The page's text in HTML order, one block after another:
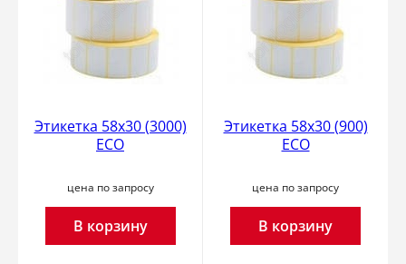
Этикетка 58x30 (3000)
ECO
цена по запросу
В корзину
Этикетка 58x30 (900)
ECO
цена по запросу
В корзину